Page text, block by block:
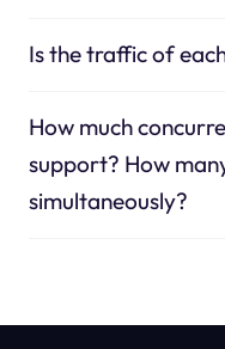
Is the traffic of
How much
support? How
simultaneously?